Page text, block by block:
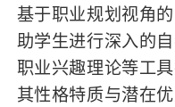
基于职业规划视角
助学生进行深入的
职业兴趣理论等工
其性格特质与潜在